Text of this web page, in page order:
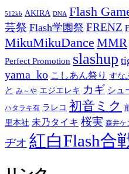
512kb AKIRA DNA Flash
芸祭 Flash学園祭 FRENZ
MikuMikuDance MMR
Perfect Promotion slashup
yama_ko こしあん祭り すな
と み～や エジエレキ カギ シュ
ハタラキ有 ラレコ 初音ミク
里本社 未乃タイキ 桜実 森井ケ
ヂオ 紅白Flash合